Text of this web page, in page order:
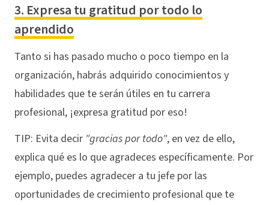
3. Expresa tu gratitud por todo lo
aprendido
Tanto si has pasado mucho o poco tiempo en la
organización, habrás adquirido conocimientos y
habilidades que te serán útiles en tu carrera
profesional, ¡expresa gratitud por eso!
TIP: Evita decir "gracias por todo", en vez de ello,
explica qué es lo que agradeces específicamente. Por
ejemplo, puedes agradecer a tu jefe por las
oportunidades de crecimiento profesional que te